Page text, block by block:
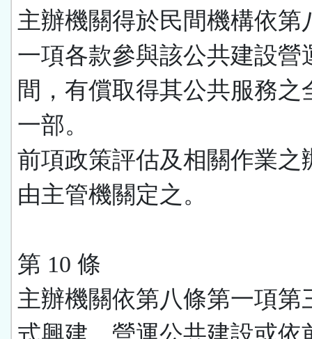
主辦機關得於民間機構依第
一項各款參與該公共建設營
間，有償取得其公共服務之
一部。
前項政策評估及相關作業之
由主管機關定之。
第 10 條
主辦機關依第八條第一項第